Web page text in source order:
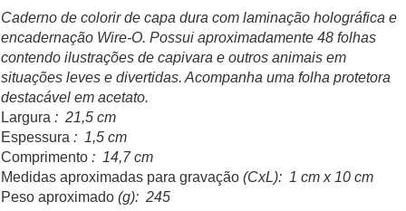
Caderno de colorir de capa dura com laminação holográfica e
encadernação Wire-O. Possui aproximadamente 48 folhas
contendo ilustrações de capivara e outros animais em
situações leves e divertidas. Acompanha uma folha protetora
destacável em acetato.
Largura : 21,5 cm
Espessura : 1,5 cm
Comprimento : 14,7 cm
Medidas aproximadas para gravação (CxL): 1 cm x 10 cm
Peso aproximado (g): 245